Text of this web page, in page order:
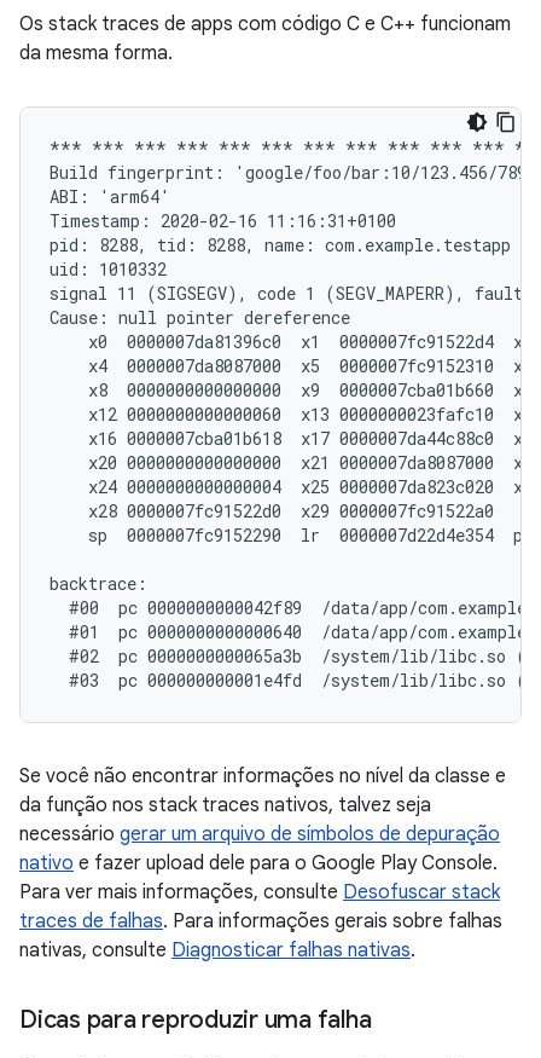
Os stack traces de apps com código C e C++ funcionam
da mesma forma.
*** *** *** *** *** *** *** *** *** *** ***
Build fingerprint: 'google/foo/bar:10/123.456/
ABI: 'arm64'
Timestamp: 2020-02-16 11:16:31+0100
pid: 8288, tid: 8288, name: com.example.testapp
uid: 1010332
signal 11 (SIGSEGV), code 1 (SEGV_MAPERR), fault
Cause: null pointer dereference
x0  0000007da81396c0  x1  0000007fc91522d4
x4  0000007da8087000  x5  0000007fc9152310
x8  0000000000000000  x9  0000007cba01b660
x12 0000000000000060  x13 0000000023fafc10
x16 0000007cba01b618  x17 0000007da44c88c0
x20 0000000000000000  x21 0000007da8087000
x24 0000000000000004  x25 0000007da823c020
    x28 0000007fc91522d0  x29 0000007fc91522a0
sp  0000007fc9152290  lr  0000007d22d4e354  pc
backtrace:
#00  pc 0000000000042f89  /data/app/
#01  pc 0000000000000640  /data/app/
#02  pc 0000000000065a3b  /system/lib/libc.so
Se você não encontrar informações no nível da classe e
da função nos stack traces nativos, talvez seja
necessário gerar um arquivo de símbolos de depuração
nativo e fazer upload dele para o Google Play Console.
Para ver mais informações, consulte Desofuscar stack
traces de falhas. Para informações gerais sobre falhas
nativas, consulte Diagnosticar falhas nativas.
Dicas para reproduzir uma falha